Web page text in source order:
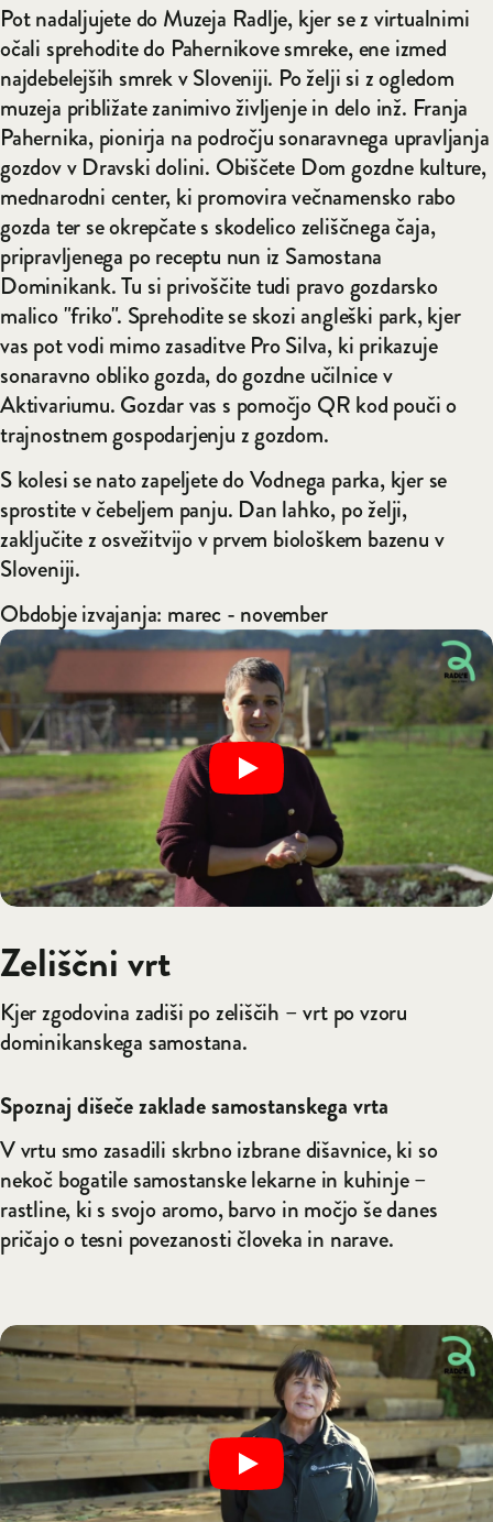
Pot nadaljujete do Muzeja Radlje, kjer se z virtualnimi
očali sprehodite do Pahernikove smreke, ene izmed
najdebelejših smrek v Sloveniji. Po želji si z ogledom
muzeja približate zanimivo življenje in delo inž. Franja
Pahernika, pionirja na področju sonaravnega upravljanja
gozdov v Dravski dolini. Obiščete Dom gozdne kulture,
mednarodni center, ki promovira večnamensko rabo
gozda ter se okrepčate s skodelico zeliščnega čaja,
pripravljenega po receptu nun iz Samostana
Dominikank. Tu si privoščite tudi pravo gozdarsko
malico "friko". Sprehodite se skozi angleški park, kjer
vas pot vodi mimo zasaditve Pro Silva, ki prikazuje
sonaravno obliko gozda, do gozdne učilnice v
Aktivariumu. Gozdar vas s pomočjo QR kod pouči o
trajnostnem gospodarjenju z gozdom.
S kolesi se nato zapeljete do Vodnega parka, kjer se
sprostite v čebeljem panju. Dan lahko, po želji,
zaključite z osvežitvijo v prvem biološkem bazenu v
Sloveniji.
Obdobje izvajanja: marec - november
Zeliščni vrt
Kjer zgodovina zadiši po zeliščih – vrt po vzoru
dominikanskega samostana.
Spoznaj dišeče zaklade samostanskega vrta
V vrtu smo zasadili skrbno izbrane dišavnice, ki so
nekoč bogatile samostanske lekarne in kuhinje –
rastline, ki s svojo aromo, barvo in močjo še danes
pričajo o tesni povezanosti človeka in narave.